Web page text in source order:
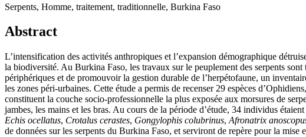
Serpents, Homme, traitement, traditionnelle, Burkina Faso
Abstract
L’intensification des activités anthropiques et l’expansion démographique
la biodiversité. Au Burkina Faso, les travaux sur le peuplement des serpents
périphériques et de promouvoir la gestion durable de l’herpétofaune, un
les zones péri-urbaines. Cette étude a permis de recenser 29 espèces
constituent la couche socio-professionnelle la plus exposée aux morsures de
jambes, les mains et les bras. Au cours de la période d’étude, 34 individus
Echis ocellatus, Crotalus cerastes, Gongylophis colubrinus, Afronatrix
de données sur les serpents du Burkina Faso, et serviront de repère pour la